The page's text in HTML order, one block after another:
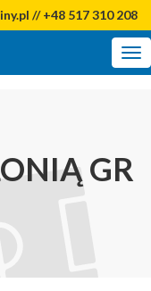
// +48 517 310 208
GR